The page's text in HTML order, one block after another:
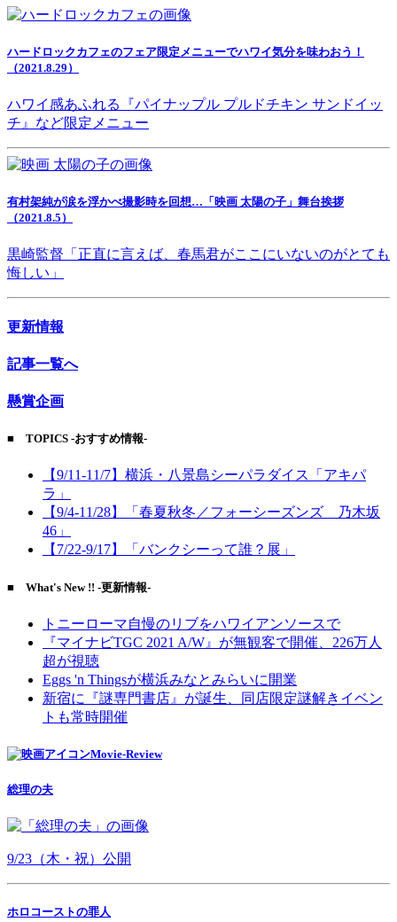
ハードロックカフェのフェア限定メニューでハワイ気分を味わおう！
（2021.8.29）
ハワイ感あふれる『パイナップル プルドチキン サンドイッ
チ』など限定メニュー
有村架純が涙を浮かべ撮影時を回想…「映画 太陽の子」舞台挨拶
（2021.8.5）
黒崎監督「正直に言えば、春馬君がここにいないのがとても
悔しい」
更新情報
記事一覧へ
懸賞企画
■ TOPICS -おすすめ情報-
【9/11-11/7】横浜・八景島シーパラダイス「アキパ
ラ」
【9/4-11/28】「春夏秋冬／フォーシーズンズ 乃木坂
46」
【7/22-9/17】「バンクシーって誰？展」
■ What's New !! -更新情報-
トニーローマ自慢のリブをハワイアンソースで
『マイナビTGC 2021 A/W』が無観客で開催、226万人
超が視聴
Eggs 'n Thingsが横浜みなとみらいに開業
新宿に『謎専門書店』が誕生、同店限定謎解きイベン
トも常時開催
Movie-Review
総理の夫
9/23（木・祝）公開
ホロコーストの罪人